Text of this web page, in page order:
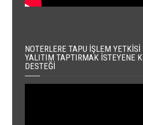
NOTERLERE TAPU İŞLEM YETKISI
YALITIM TAPTIRMAK İSTEYENE
DESTEĞI